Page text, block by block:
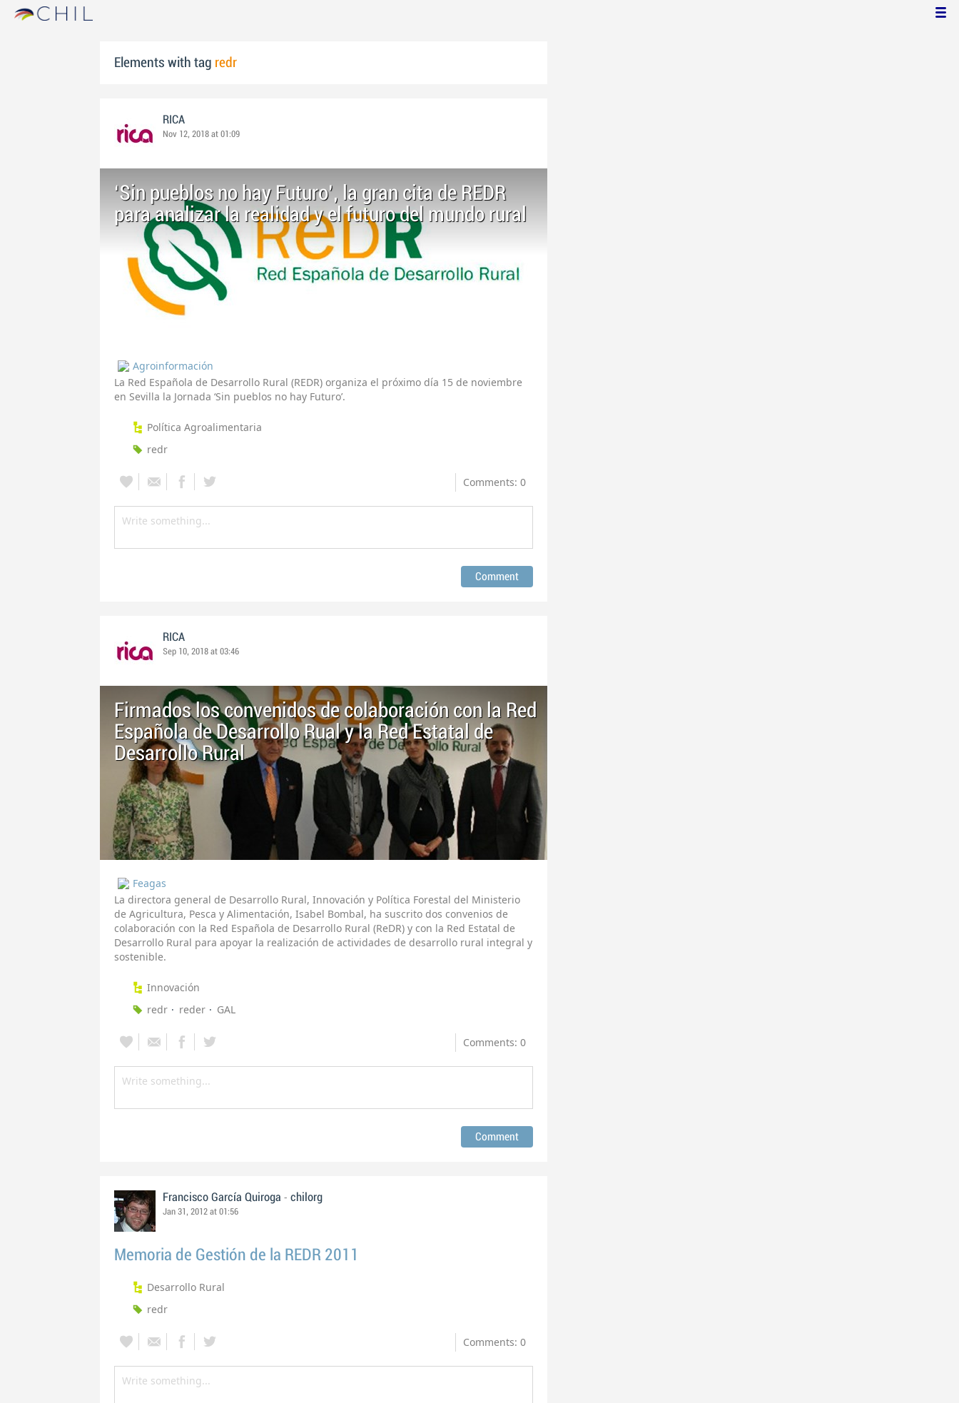
Elements with tag redr
RICA
Nov 12, 2018 at 01:09
‘Sin pueblos no hay Futuro’, la gran cita de REDR
para analizar la realidad y el futuro del mundo rural
Agroinformación
La Red Española de Desarrollo Rural (REDR) organiza el próximo día 15 de noviembre
en Sevilla la Jornada ‘Sin pueblos no hay Futuro’.
Política Agroalimentaria
redr
Comments: 0
RICA
Sep 10, 2018 at 03:46
Firmados los convenidos de colaboración con la Red
Española de Desarrollo Rual y la Red Estatal de
Desarrollo Rural
Feagas
La directora general de Desarrollo Rural, Innovación y Política Forestal del Ministerio
de Agricultura, Pesca y Alimentación, Isabel Bombal, ha suscrito dos convenios de
colaboración con la Red Española de Desarrollo Rural (ReDR) y con la Red Estatal de
Desarrollo Rural para apoyar la realización de actividades de desarrollo rural integral y
sostenible.
Innovación
redr
reder GAL
Comments: 0
Francisco García Quiroga - chilorg
Jan 31, 2012 at 01:56
Memoria de Gestión de la REDR 2011
Desarrollo Rural
redr
Comments: 0